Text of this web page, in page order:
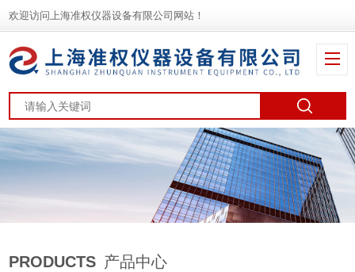
欢迎访问上海准权仪器设备有限公司网站！
PRODUCTS 产品中心